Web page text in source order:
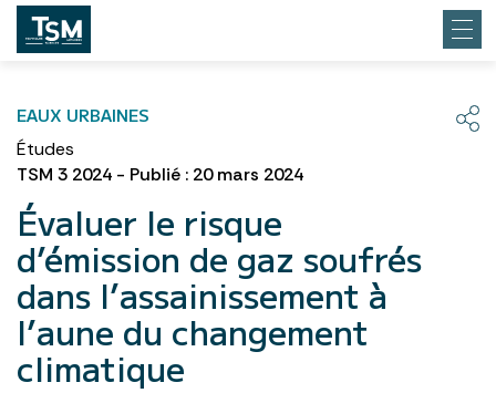
EAUX URBAINES
Études
TSM 3 2024 - Publié : 20 mars 2024
Évaluer le risque
d’émission de gaz soufrés
dans l’assainissement à
l’aune du changement
climatique